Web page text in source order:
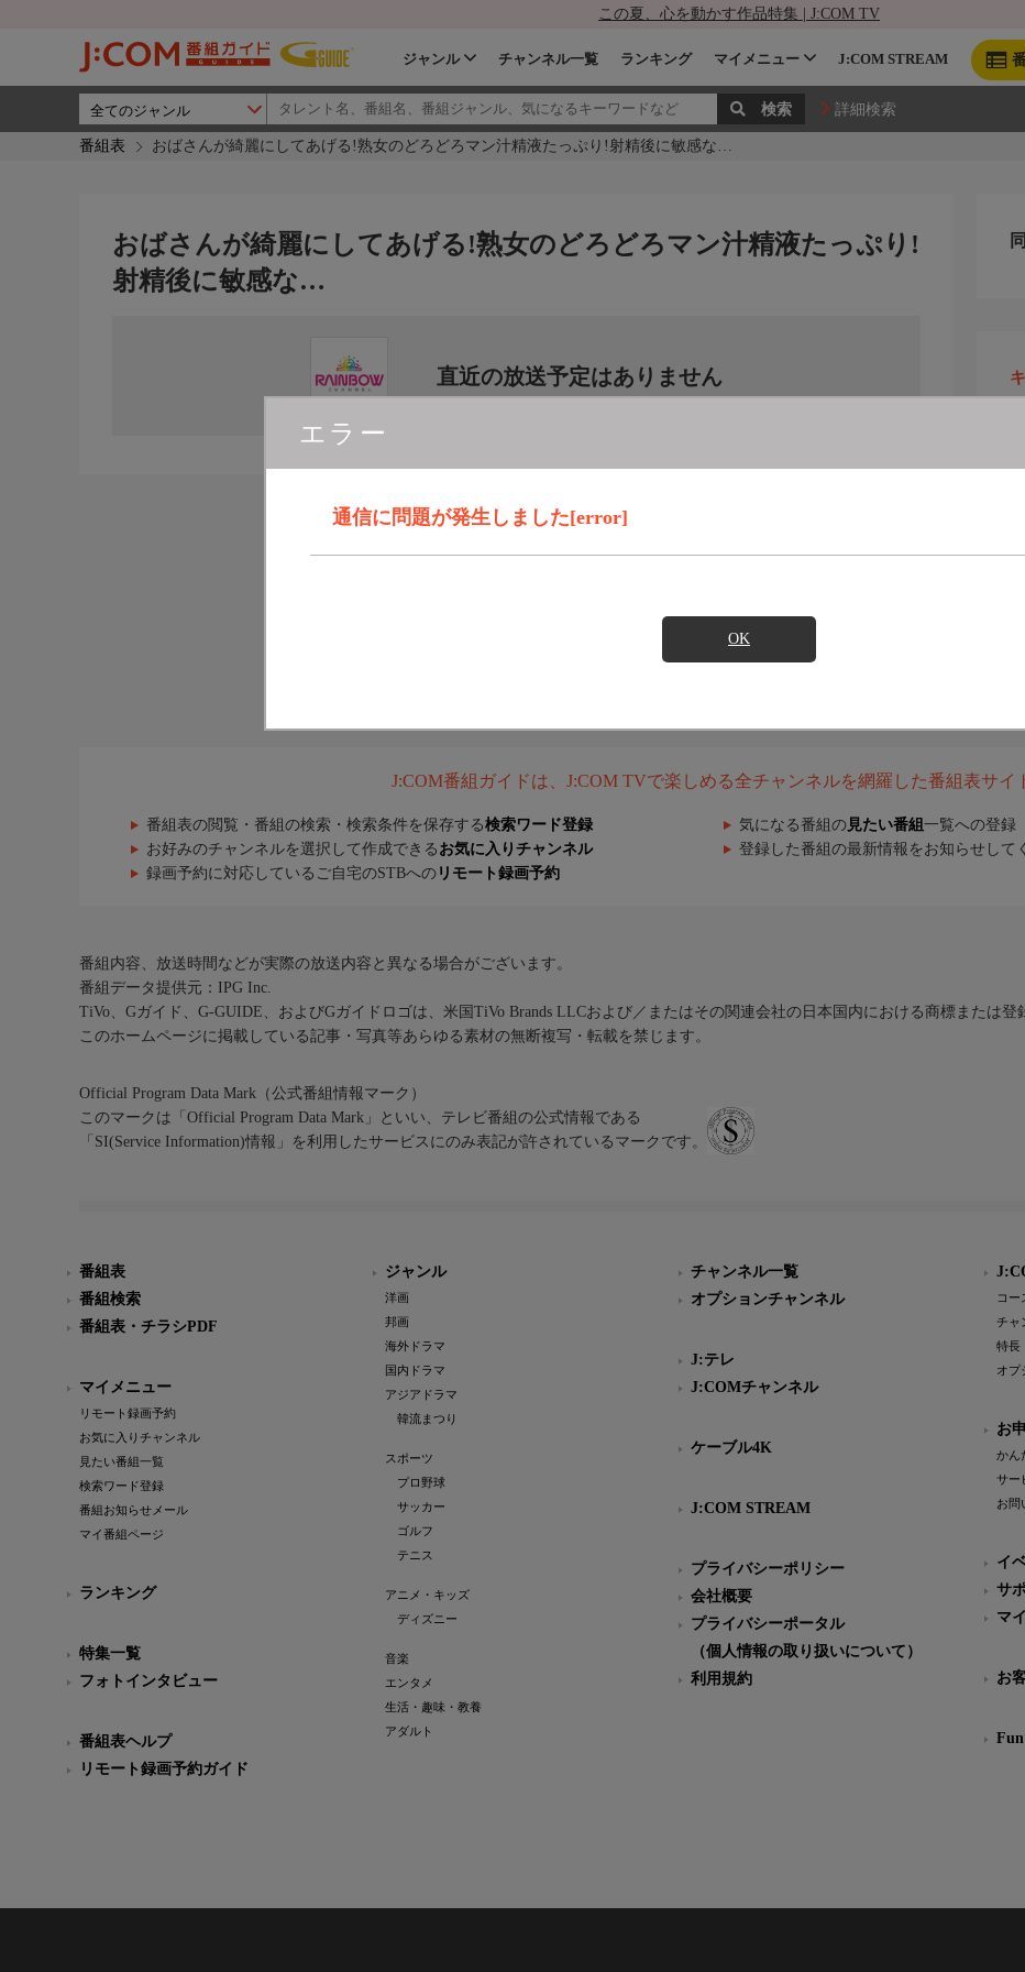
この夏、心を動かす作品特集 | J:COM TV
ジャンル チャンネル一覧 ランキング マイメニュー J:COM STREAM
詳細検索
番組表 おばさんが綺麗にしてあげる!熟女のどろどろマン汁精液たっぷり!射精後に敏感な…
エラー
通信に問題が発生しました[error]
OK
おばさんが綺麗にしてあげる!熟女のどろどろマン汁精液たっぷり!
射精後に敏感な…
直近の放送予定はありません
J:COM番組ガイドは、J:COM TVで楽しめる全チャンネルを網羅した番組表サイ
番組表の閲覧・番組の検索・検索条件を保存する検索ワード登録 気になる番組の 見たい番組 一覧への登録
お好みのチャンネルを選択して作成できる お気に入りチャンネル 登録した番組の最新情報をお知らせして
録画予約に対応しているご自宅のSTBへの リモート録画予約
番組内容、放送時間などが実際の放送内容と異なる場合がございます。
番組データ提供元：IPG Inc.
TiVo、Gガイド、G-GUIDE、およびGガイドロゴは、米国TiVo Brands LLCおよび／またはその関連会社の日本国内における商標または登
このホームページに掲載している記事・写真等あらゆる素材の無断複写・転載を禁じます。
Official Program Data Mark（公式番組情報マーク）
このマークは「Official Program Data Mark」といい、テレビ番組の公式情報である
「SI(Service Information)情報」を利用したサービスにのみ表記が許されているマークです。
番組表
番組検索
番組表・チラシPDF
マイメニュー
リモート録画予約
お気に入りチャンネル
見たい番組一覧
検索ワード登録
番組お知らせメール
マイ番組ページ
ランキング
特集一覧
フォトインタビュー
番組表ヘルプ
リモート録画予約ガイド
ジャンル
洋画
邦画
海外ドラマ
国内ドラマ
アジアドラマ
韓流まつり
スポーツ
プロ野球
サッカー
ゴルフ
テニス
アニメ・キッズ
ディズニー
音楽
エンタメ
生活・趣味・教養
アダルト
チャンネル一覧
オプションチャンネル
J:テレ
J:COMチャンネル
ケーブル4K
J:COM STREAM
プライバシーポリシー
会社概要
プライバシーポータル
（個人情報の取り扱いについて）
利用規約
コー
チャ
特長
オプ
お
かん
サー
お問
イ
サ
マ
お